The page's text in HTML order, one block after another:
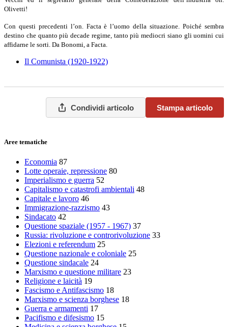
Olivetti!
Con questi precedenti l’on. Facta è l’uomo della situazione. Poiché sembra
destino che quanto più decade regime, tanto più mediocri siano gli uomini cui
affidarne le sorti. Da Bonomi, a Facta.
Il Comunista (1920-1922)
Condividi articolo Stampa articolo
Aree tematiche
Economia 87
Lotte operaie, repressione 80
Imperialismo e guerra 52
Capitalismo e catastrofi ambientali 48
Capitale e lavoro 46
Immigrazione-razzismo 43
Sindacato 42
Questione spaziale (1957 - 1967) 37
Russia: rivoluzione e controrivoluzione 33
Elezioni e referendum 25
Questione nazionale e coloniale 25
Questione sindacale 24
Marxismo e questione militare 23
Religione e laicità 19
Fascismo e Antifascismo 18
Marxismo e scienza borghese 18
Guerra e armamenti 17
Pacifismo e difesismo 15